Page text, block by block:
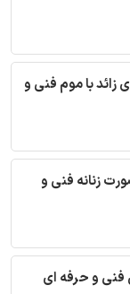
زائد با موم فنی و
زنانه فنی و
فنی و حرفه ای